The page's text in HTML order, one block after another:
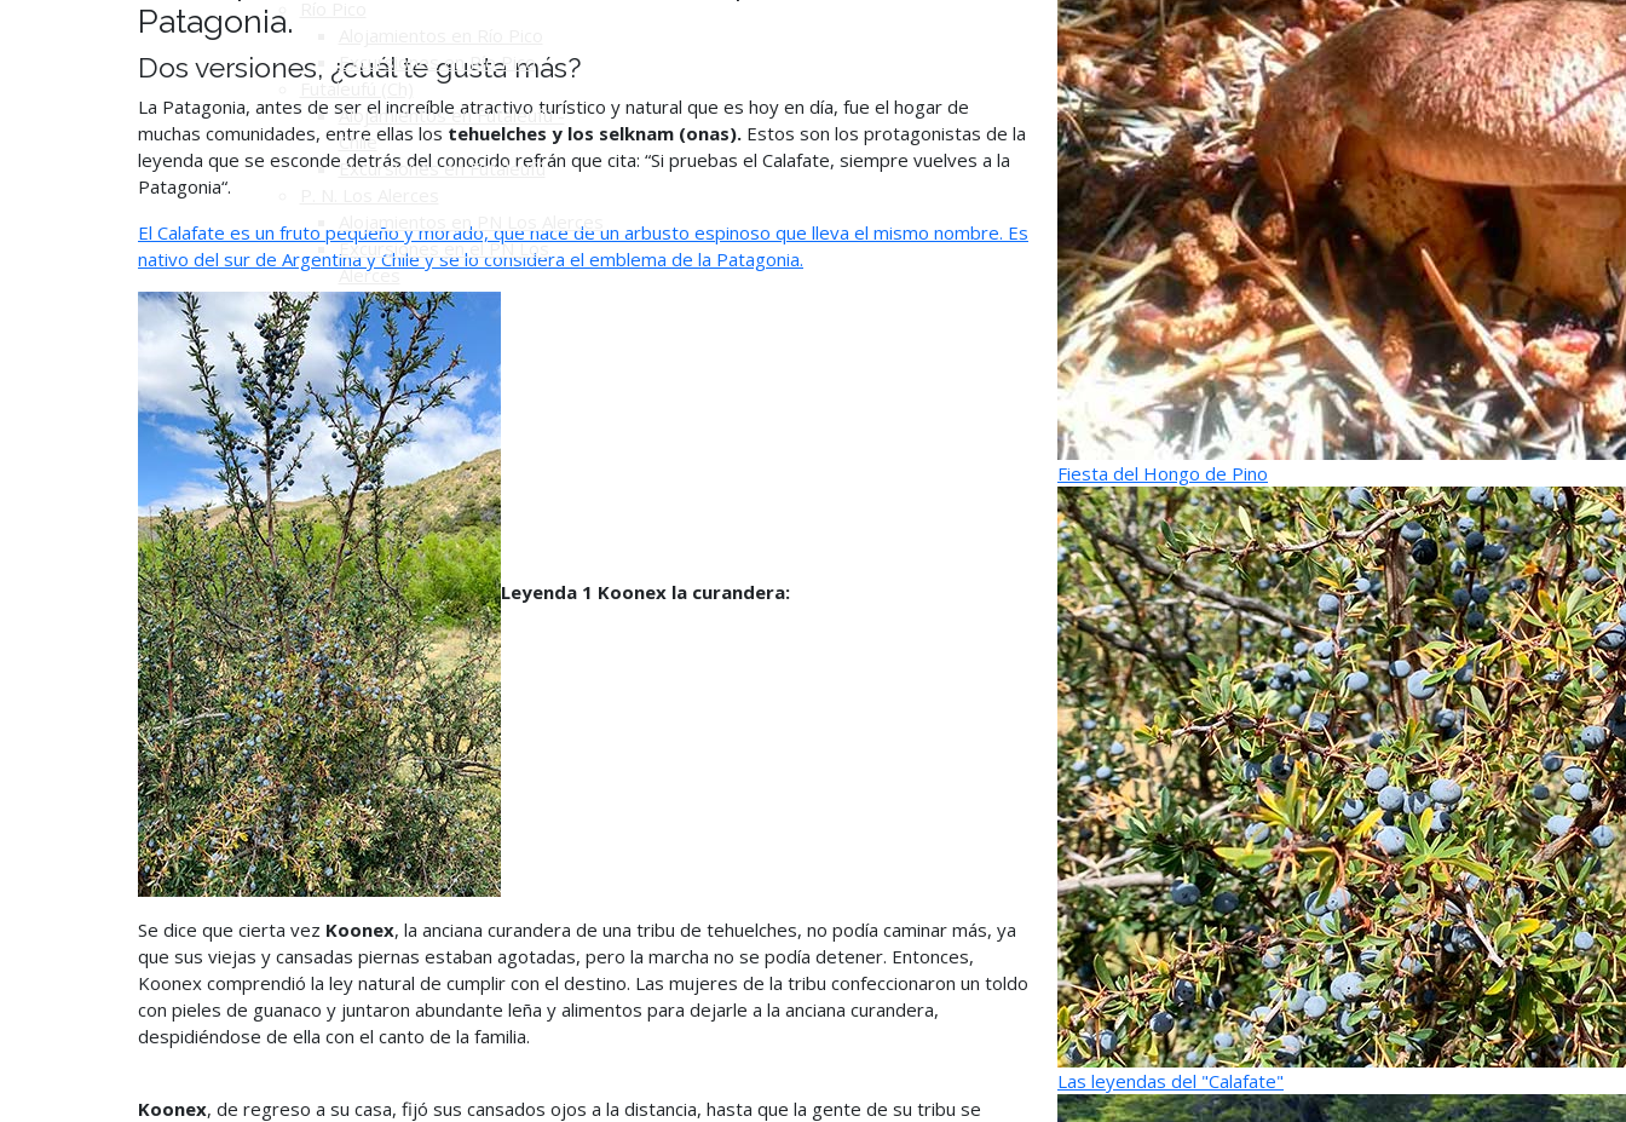
Excursiones en Río Pico
Futaleufú (Ch)
Alojamientos en Futaleufú -
Chile
Excursiones en Futaleufú
Alojamientos en PN Los Alerces
Excursiones en el PN Los
Alerces
Patagonia.
Dos versiones, ¿cuál te gusta más?
La Patagonia, antes de ser el increíble atractivo turístico y natural que es hoy en día, fue el hogar de
muchas comunidades, entre ellas los tehuelches y los selknam (onas). Estos son los protagonistas de la
leyenda que se esconde detrás del conocido refrán que cita: “Si pruebas el Calafate, siempre vuelves a la
Patagonia“.
El Calafate es un fruto pequeño y morado, que nace de un arbusto espinoso que lleva el mismo nombre. Es
nativo del sur de Argentina y Chile y se lo considera el emblema de la Patagonia.
Leyenda 1 Koonex la curandera:
Se dice que cierta vez Koonex, la anciana curandera de una tribu de tehuelches, no podía caminar más, ya
que sus viejas y cansadas piernas estaban agotadas, pero la marcha no se podía detener. Entonces,
Koonex comprendió la ley natural de cumplir con el destino. Las mujeres de la tribu confeccionaron un toldo
con pieles de guanaco y juntaron abundante leña y alimentos para dejarle a la anciana curandera,
despidiéndose de ella con el canto de la familia.
Koonex, de regreso a su casa, fijó sus cansados ojos a la distancia, hasta que la gente de su tribu se
Fiesta del Hongo de Pino
Las leyendas del "Calafate"